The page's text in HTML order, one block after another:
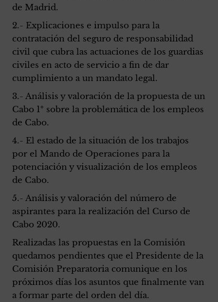
de Madrid.
2.- Explicaciones e impulso para la
contratación del seguro de responsabilidad
civil que cubra las actuaciones de los guardias
civiles en acto de servicio a fin de dar
cumplimiento a un mandato legal.
3.- Análisis y valoración de la propuesta de un
Cabo 1º sobre la problemática de los empleos
de Cabo.
4.- El estado de la situación de los trabajos
por el Mando de Operaciones para la
potenciación y visualización de los empleos
de Cabo.
5.- Análisis y valoración del número de
aspirantes para la realización del Curso de
Cabo 2020.
Realizadas las propuestas en la Comisión
quedamos pendientes que el Presidente de la
Comisión Preparatoria comunique en los
próximos días los asuntos que finalmente van
a formar parte del orden del día.